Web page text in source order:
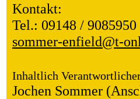
Kontakt:
Tel.: 09148 / 9085950
sommer-enfield@t-
Inhaltlich
Jochen Sommer